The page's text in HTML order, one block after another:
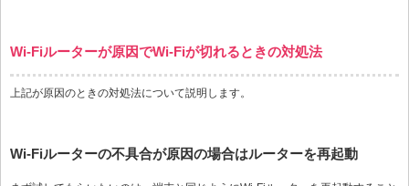
Wi-Fiルーターが原因でWi-Fiが切れるときの対処法
上記が原因のときの対処法について説明します。
Wi-Fiルーターの不具合が原因の場合はルーターを再起動